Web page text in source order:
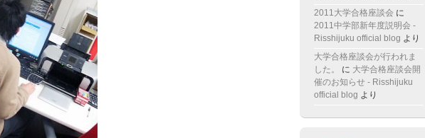
2011大学合格座談会 に
2011中学部新年度説明会 -
Risshijuku official blog より
大学合格座談会が行われま
した。
に 大学合格座談会開
催のお知らせ - Risshijuku
official blog より